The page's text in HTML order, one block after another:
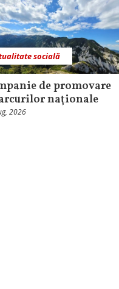
socială
de promovare
naţionale
2026